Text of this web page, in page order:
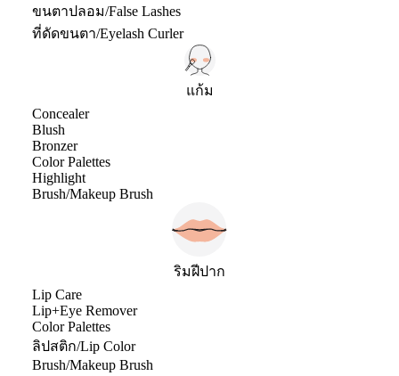
ขนตาปลอม/False Lashes
ที่ดัดขนตา/Eyelash Curler
แก้ม
Concealer
Blush
Bronzer
Color Palettes
Highlight
Brush/Makeup Brush
ริมฝีปาก
Lip Care
Lip+Eye Remover
Color Palettes
ลิปสติก/Lip Color
Brush/Makeup Brush